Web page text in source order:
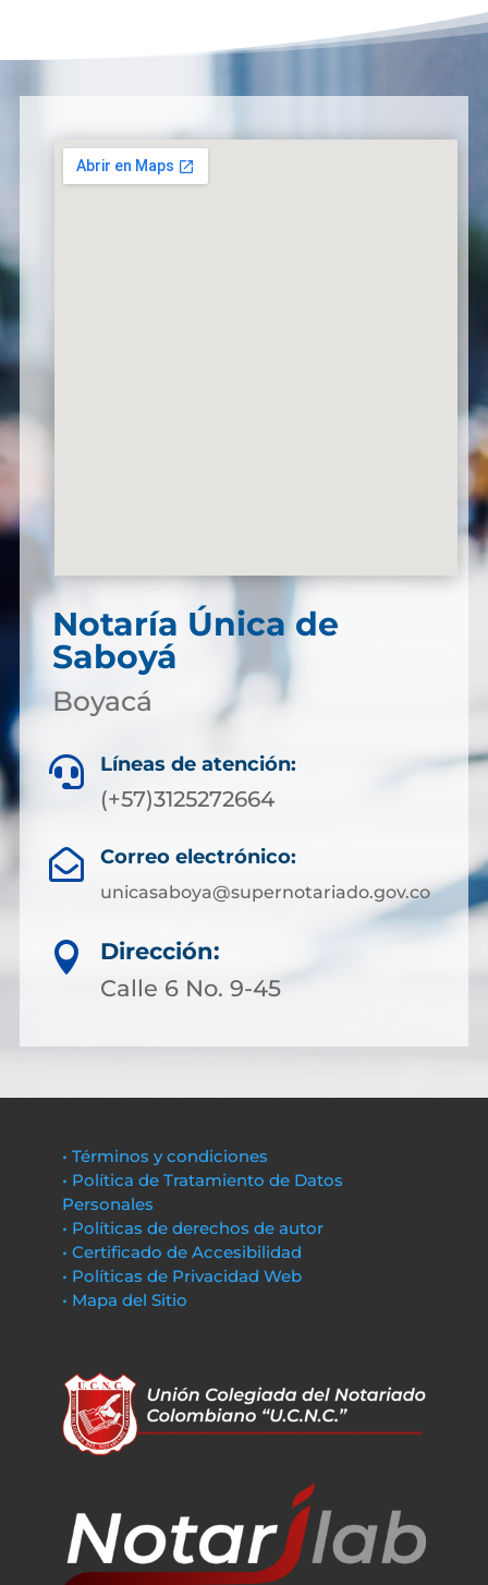
Notaría Única de
Saboyá
Boyacá
 Líneas de atención:
(+57)3125272664
 Correo electrónico:
unicasaboya@supernotariado.gov.co

Dirección:
Calle 6 No. 9-45
• Términos y condiciones
• Política de Tratamiento de Datos
Personales
• Políticas de derechos de autor
• Certificado de Accesibilidad
• Políticas de Privacidad Web
• Mapa del Sitio